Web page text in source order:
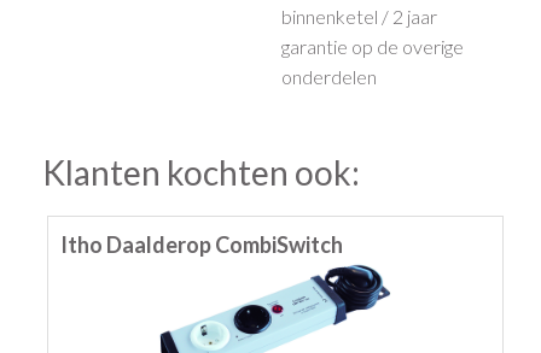
binnenketel / 2 jaar
garantie op de overige
onderdelen
Klanten kochten ook:
Itho Daalderop CombiSwitch